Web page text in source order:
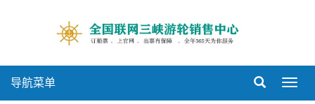
导航菜单